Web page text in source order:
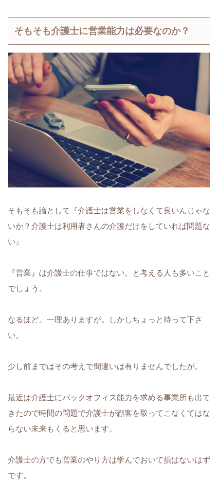
そもそも介護士に営業能力は必要なのか？
そもそも論として『介護士は営業をしなくて良いんじゃな
いか？介護士は利用者さんの介護だけをしていれば問題な
い』
『営業』は介護士の仕事ではない。と考える人も多いこと
でしょう。
なるほど。一理ありますが。しかしちょっと待って下さ
い。
少し前まではその考えで間違いは有りませんでしたが。
最近は介護士にバックオフィス能力を求める事業所も出て
きたので時間の問題で介護士が顧客を取ってこなくてはな
らない未来もくると思います。
介護士の方でも営業のやり方は学んでおいて損はないはず
です。